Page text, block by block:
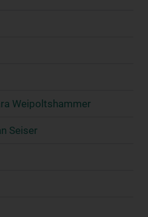
Weipoltshammer
Seiser